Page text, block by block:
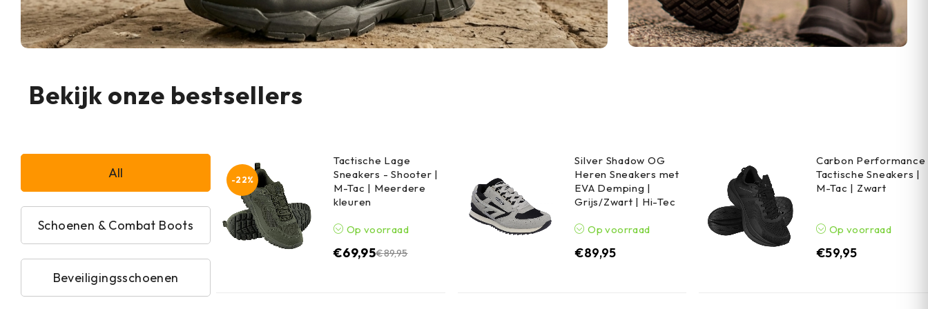
Bekijk onze bestsellers
All
Schoenen & Combat Boots
Beveiligingsschoenen
-22%
Tactische Lage
Sneakers - Shooter |
M-Tac | Meerdere
kleuren
Op voorraad
€89,95
€69,95
Silver Shadow OG
Heren Sneakers met
EVA Demping |
Grijs/Zwart | Hi-Tec
Op voorraad
€89,95
Carbon Performance
Tactische Sneakers |
M-Tac | Zwart
Op voorraad
€59,95